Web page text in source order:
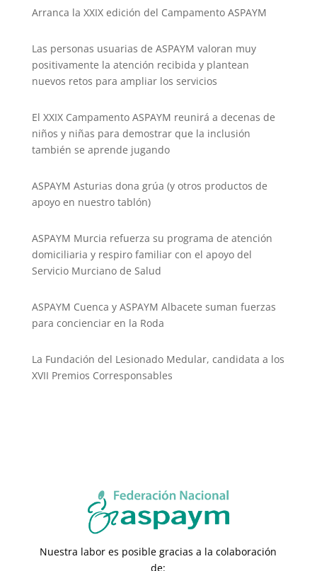
Arranca la XXIX edición del Campamento ASPAYM
Las personas usuarias de ASPAYM valoran muy
positivamente la atención recibida y plantean
nuevos retos para ampliar los servicios
El XXIX Campamento ASPAYM reunirá a decenas de
niños y niñas para demostrar que la inclusión
también se aprende jugando
ASPAYM Asturias dona grúa (y otros productos de
apoyo en nuestro tablón)
ASPAYM Murcia refuerza su programa de atención
domiciliaria y respiro familiar con el apoyo del
Servicio Murciano de Salud
ASPAYM Cuenca y ASPAYM Albacete suman fuerzas
para concienciar en la Roda
La Fundación del Lesionado Medular, candidata a los
XVII Premios Corresponsables
Nuestra labor es posible gracias a la colaboración
de: